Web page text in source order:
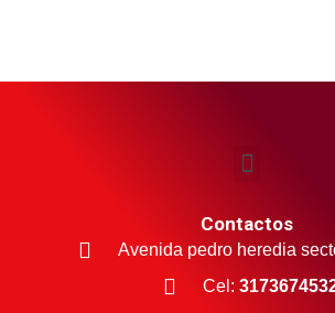
Contactos
Avenida pedro heredia
Cel: